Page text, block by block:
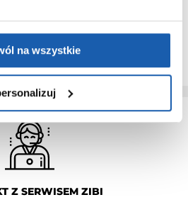
na wszystkie
GWARANCJĘ
Z SERWISEM ZIBI